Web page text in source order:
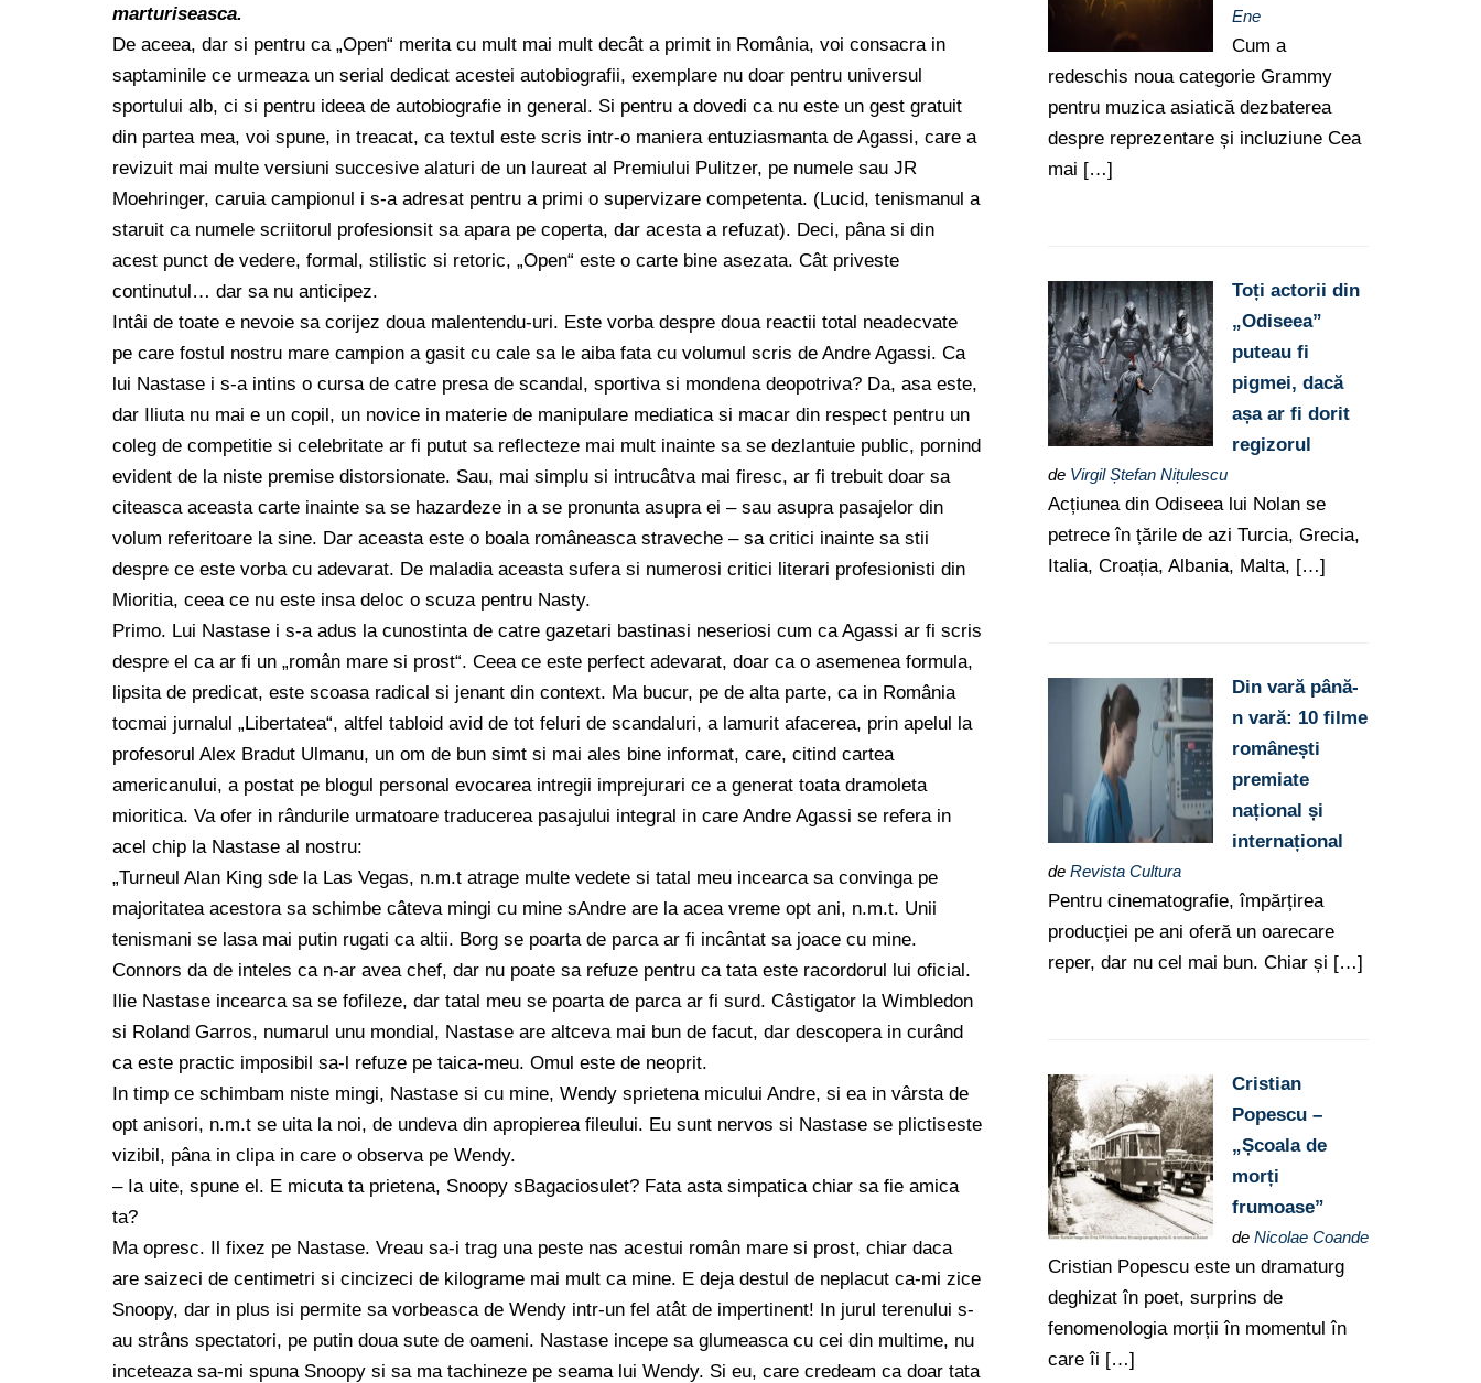
marturiseasca.
De aceea, dar si pentru ca „Open“ merita cu mult mai mult decât a primit in România, voi consacra in
saptaminile ce urmeaza un serial dedicat acestei autobiografii, exemplare nu doar pentru universul
sportului alb, ci si pentru ideea de autobiografie in general. Si pentru a dovedi ca nu este un gest gratuit
din partea mea, voi spune, in treacat, ca textul este scris intr-o maniera entuziasmanta de Agassi, care a
revizuit mai multe versiuni succesive alaturi de un laureat al Premiului Pulitzer, pe numele sau JR
Moehringer, caruia campionul i s-a adresat pentru a primi o supervizare competenta. (Lucid, tenismanul a
staruit ca numele scriitorul profesionsit sa apara pe coperta, dar acesta a refuzat). Deci, pâna si din
acest punct de vedere, formal, stilistic si retoric, „Open“ este o carte bine asezata. Cât priveste
continutul… dar sa nu anticipez.
Intâi de toate e nevoie sa corijez doua malentendu-uri. Este vorba despre doua reactii total neadecvate
pe care fostul nostru mare campion a gasit cu cale sa le aiba fata cu volumul scris de Andre Agassi. Ca
lui Nastase i s-a intins o cursa de catre presa de scandal, sportiva si mondena deopotriva? Da, asa este,
dar Iliuta nu mai e un copil, un novice in materie de manipulare mediatica si macar din respect pentru un
coleg de competitie si celebritate ar fi putut sa reflecteze mai mult inainte sa se dezlantuie public, pornind
evident de la niste premise distorsionate. Sau, mai simplu si intrucâtva mai firesc, ar fi trebuit doar sa
citeasca aceasta carte inainte sa se hazardeze in a se pronunta asupra ei – sau asupra pasajelor din
volum referitoare la sine. Dar aceasta este o boala româneasca straveche – sa critici inainte sa stii
despre ce este vorba cu adevarat. De maladia aceasta sufera si numerosi critici literari profesionisti din
Mioritia, ceea ce nu este insa deloc o scuza pentru Nasty.
Primo. Lui Nastase i s-a adus la cunostinta de catre gazetari bastinasi neseriosi cum ca Agassi ar fi scris
despre el ca ar fi un „român mare si prost“. Ceea ce este perfect adevarat, doar ca o asemenea formula,
lipsita de predicat, este scoasa radical si jenant din context. Ma bucur, pe de alta parte, ca in România
tocmai jurnalul „Libertatea“, altfel tabloid avid de tot feluri de scandaluri, a lamurit afacerea, prin apelul la
profesorul Alex Bradut Ulmanu, un om de bun simt si mai ales bine informat, care, citind cartea
americanului, a postat pe blogul personal evocarea intregii imprejurari ce a generat toata dramoleta
mioritica. Va ofer in rândurile urmatoare traducerea pasajului integral in care Andre Agassi se refera in
acel chip la Nastase al nostru:
„Turneul Alan King sde la Las Vegas, n.m.t atrage multe vedete si tatal meu incearca sa convinga pe
majoritatea acestora sa schimbe câteva mingi cu mine sAndre are la acea vreme opt ani, n.m.t. Unii
tenismani se lasa mai putin rugati ca altii. Borg se poarta de parca ar fi incântat sa joace cu mine.
Connors da de inteles ca n-ar avea chef, dar nu poate sa refuze pentru ca tata este racordorul lui oficial.
Ilie Nastase incearca sa se fofileze, dar tatal meu se poarta de parca ar fi surd. Câstigator la Wimbledon
si Roland Garros, numarul unu mondial, Nastase are altceva mai bun de facut, dar descopera in curând
ca este practic imposibil sa-l refuze pe taica-meu. Omul este de neoprit.
In timp ce schimbam niste mingi, Nastase si cu mine, Wendy sprietena micului Andre, si ea in vârsta de
opt anisori, n.m.t se uita la noi, de undeva din apropierea fileului. Eu sunt nervos si Nastase se plictiseste
vizibil, pâna in clipa in care o observa pe Wendy.
– Ia uite, spune el. E micuta ta prietena, Snoopy sBagaciosulet? Fata asta simpatica chiar sa fie amica
ta?
Ma opresc. Il fixez pe Nastase. Vreau sa-i trag una peste nas acestui român mare si prost, chiar daca
are saizeci de centimetri si cincizeci de kilograme mai mult ca mine. E deja destul de neplacut ca-mi zice
Snoopy, dar in plus isi permite sa vorbeasca de Wendy intr-un fel atât de impertinent! In jurul terenului s-
au strâns spectatori, pe putin doua sute de oameni. Nastase incepe sa glumeasca cu cei din multime, nu
inceteaza sa-mi spuna Snoopy si sa ma tachineze pe seama lui Wendy. Si eu, care credeam ca doar tata
Ene
Cum a
redeschis noua categorie Grammy
pentru muzica asiatică dezbaterea
despre reprezentare și incluziune Cea
mai […]
Toți actorii din
„Odiseea”
puteau fi
pigmei, dacă
așa ar fi dorit
regizorul
de Virgil Ștefan Nițulescu
Acțiunea din Odiseea lui Nolan se
petrece în țările de azi Turcia, Grecia,
Italia, Croația, Albania, Malta, […]
Din vară până-
n vară: 10 filme
românești
premiate
național și
internațional
de Revista Cultura
Pentru cinematografie, împărțirea
producției pe ani oferă un oarecare
reper, dar nu cel mai bun. Chiar și […]
Cristian
Popescu –
„Școala de
morți
frumoase”
de Nicolae Coande
Cristian Popescu este un dramaturg
deghizat în poet, surprins de
fenomenologia morții în momentul în
care îi […]